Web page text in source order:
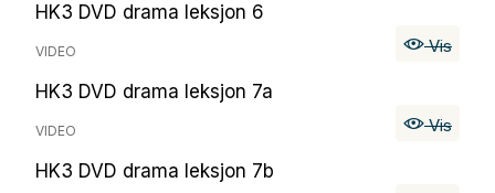
HK3 DVD drama leksjon 6
VIDEO Vis
HK3 DVD drama leksjon 7a
VIDEO Vis
HK3 DVD drama leksjon 7b